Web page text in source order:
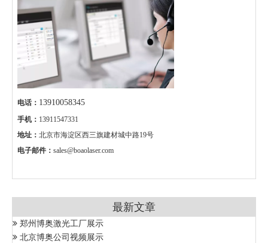
电话： 13910058345
手机： 13911547331
地址： 北京市海淀区西三旗建材城中路19号
电子邮件： sales@boaolaser.com
最新文章
郑州博奥激光工厂展示
北京博奥公司视频展示